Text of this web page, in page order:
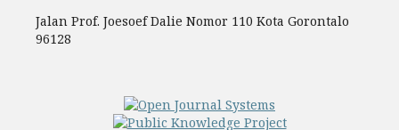
Jalan Prof. Joesoef Dalie Nomor 110 Kota Gorontalo
96128